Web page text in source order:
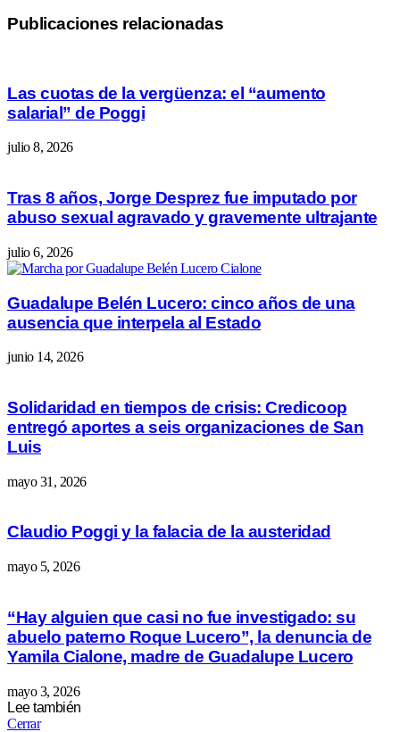
Publicaciones relacionadas
Las cuotas de la vergüenza: el “aumento
salarial” de Poggi
julio 8, 2026
Tras 8 años, Jorge Desprez fue imputado por
abuso sexual agravado y gravemente ultrajante
julio 6, 2026
Guadalupe Belén Lucero: cinco años de una
ausencia que interpela al Estado
junio 14, 2026
Solidaridad en tiempos de crisis: Credicoop
entregó aportes a seis organizaciones de San
Luis
mayo 31, 2026
Claudio Poggi y la falacia de la austeridad
mayo 5, 2026
“Hay alguien que casi no fue investigado: su
abuelo paterno Roque Lucero”, la denuncia de
Yamila Cialone, madre de Guadalupe Lucero
mayo 3, 2026
Lee también
Cerrar